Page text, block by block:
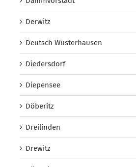
Derwitz
Deutsch Wusterhausen
Diedersdorf
Diepensee
Döberitz
Dreilinden
Drewitz